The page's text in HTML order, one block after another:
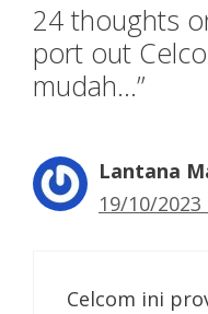
24 thoughts
port out
mudah…”
Lantana
19/10/
Celcom ini